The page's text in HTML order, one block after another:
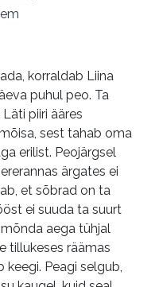
korraldab Liina
puhul peo. Ta
piiri ääres
sest tahab oma
erilist. Peojärgsel
ärgates ei
et sõbrad on ta
ei suuda ta suurt
aega tühjal
tillukeses räämas
keegi. Peagi selgub,